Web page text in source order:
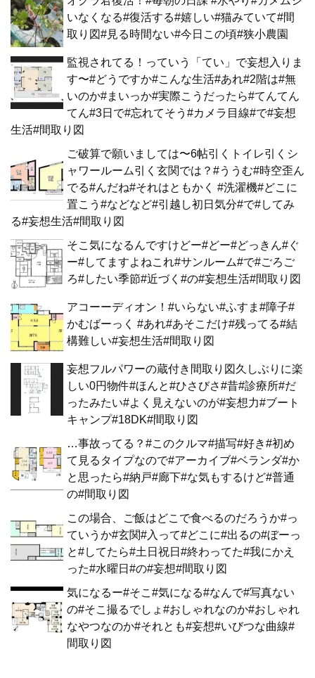
いなくなる#復活する#嬉しい#猫みていて#間
取り図#見る時間ない#今日この頃#狭小農園
監視されてる！っていう「てい」で妄想入りま
す〜#どうですか#こんな生活#あれ#2階は#無
いのか#まいっか#実際こうだったら#てんてん
てん#3日で#忘れてそう#カメラ目線#で#妄想
生活#間取り図
ご破算で願いましては〜6帖引くトイレ引くシ
ャワールーム引く玄関では？#ううむ#時空歪ん
でる#んだね#それはともかく #洗濯機#どこに
置こう#などなど#引越し初日気分#で#してみ
る#妄想生活#間取り図
そこ気になるんですけどー#どー#どっきん#ぐ
ー#してますよねこれ#サンルーム#で#ごろご
ろ#したい季節#近づく#の#妄想生活#間取り図
アコーーディオン！#いらない#ふすま#障子#
かむばーっく #あれ#あそこだけ#残ってる#結
構難しい#妄想生活#間取り図
妄想フルパワーの蔵付き間取り図久しぶりに楽
しい0円物件#ほんと#ひさびさ#昔#診療所#だ
ったみたい#よく見えないのが#妄想力#ブート
キャンプ#18DK#間取り図
…事故ってる？#このクルマ#描写#好き#初め
て見るタイプなので#アーカイブ#ベランダ#か
と思ったら#納戸#廊下#な気もするけど#普通
の#間取り図
この場合、ご飯はどこで食べるのだろうか#っ
ていうか#玄関#入って#どこに#出るの#ぼーっ
と#してたら#土日祝日#終わってた#我にかえ
った#水曜日#の#妄想#間取り図
気になるー#そこ#気になる#なんで#写真ない
の#そこ撮るでしょ#おしゃれなのか#おしゃれ
なやつなのか#それとも#妄想#いびつな曲線#
間取り図